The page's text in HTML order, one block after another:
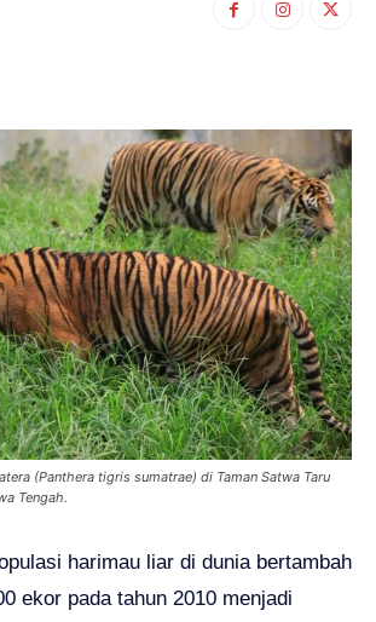
(Panthera tigris sumatrae) di Taman Satwa Taru
Tengah.
harimau liar di dunia bertambah
ekor pada tahun 2010 menjadi